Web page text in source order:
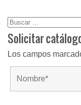
Buscar:
Solicitar
Los campos